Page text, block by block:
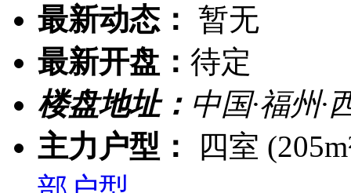
最新动态： 暂无
最新开盘： 待定
楼盘地址： 中国·福州·
主力户型：
四室